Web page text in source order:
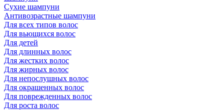
Сухие шампуни
Антивозрастные шампуни
Для всех типов волос
Для вьющихся волос
Для детей
Для длинных волос
Для жестких волос
Для жирных волос
Для непослушных волос
Для окрашенных волос
Для поврежденных волос
Для роста волос